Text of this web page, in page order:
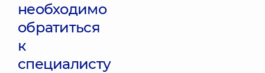
необходимо
обратиться
к
специалисту